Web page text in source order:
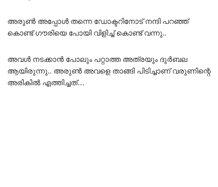
അരുൺ അപ്പോൾ തന്നെ ഡോക്ടറിനോട് നന്ദി പറഞ്ഞ്
കൊണ്ട് ഗൗരിയെ പോയി വിളിച്ച് കൊണ്ട് വന്നു..
അവൾ നടക്കാൻ പോലും പറ്റാത്ത അത്രയും ദുർബല
ആയിരുന്നു.. അരുൺ അവളെ താങ്ങി പിടിച്ചാണ് വരുണിന്റെ
അരികിൽ എത്തിച്ചത്…